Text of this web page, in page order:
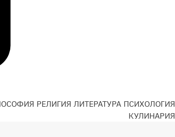
РЕЛИГИЯ ЛИТЕРАТУРА ПСИХОЛОГИЯ
КУЛИНАРИЯ